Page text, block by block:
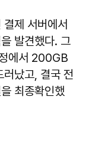
제 서버에서
발견했다. 그
에서 200GB
났고, 결국 전
최종확인했